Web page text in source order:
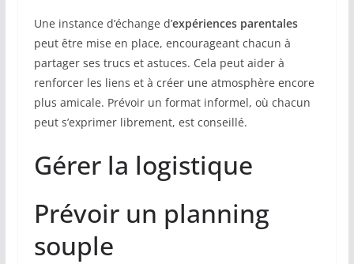
Une instance d’échange d’expériences parentales
peut être mise en place, encourageant chacun à
partager ses trucs et astuces. Cela peut aider à
renforcer les liens et à créer une atmosphère encore
plus amicale. Prévoir un format informel, où chacun
peut s’exprimer librement, est conseillé.
Gérer la logistique
Prévoir un planning
souple